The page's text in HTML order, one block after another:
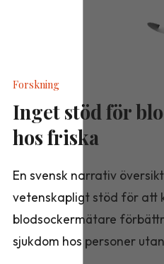
Forskning
Inget stöd för
hos friska
En svensk narrativ
vetenskapligt stöd för att
blodsockermätare
sjukdom hos personer